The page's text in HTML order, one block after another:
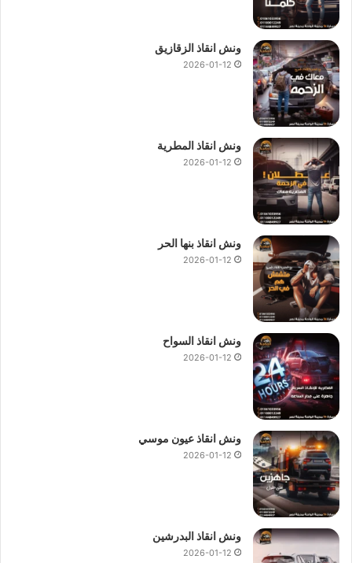
ونش انقاذ الزقازيق
2026-01-12
ونش انقاذ المطرية
2026-01-12
ونش انقاذ بنها الحر
2026-01-12
ونش انقاذ السواح
2026-01-12
ونش انقاذ عيون موسي
2026-01-12
ونش انقاذ البدرشين
2026-01-12